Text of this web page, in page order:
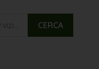
CERCA